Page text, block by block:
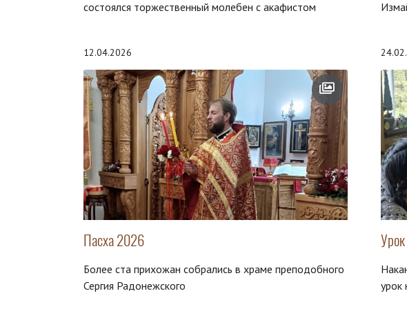
состоялся торжественный молебен с акафистом
12.04.2026
Пасха 2026
Более ста прихожан собрались в храме преподобного
Сергия Радонежского
урок